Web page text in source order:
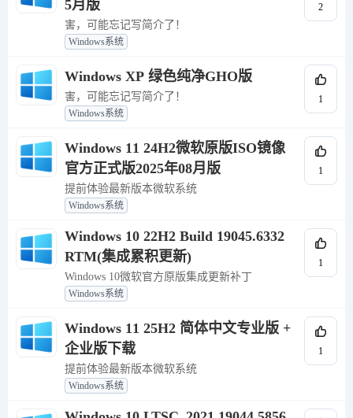
5月版
害，可能忘记写简介了！
Windows系统
2
Windows XP 绿色纯净GHO版
害，可能忘记写简介了！
Windows系统
1
Windows 11 24H2微软原版ISO镜像
官方正式版2025年08月版
提前体验最新版本微软系统
Windows系统
1
Windows 10 22H2 Build 19045.6332
RTM(集成累积更新)
Windows 10微软官方原版集成更新补丁
Windows系统
1
Windows 11 25H2 简体中文专业版 +
企业版下载
提前体验最新版本微软系统
Windows系统
1